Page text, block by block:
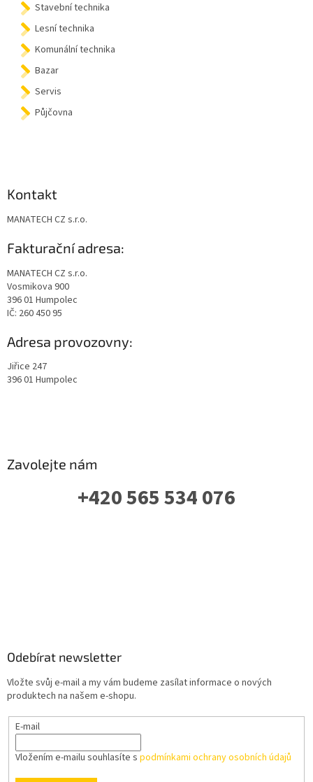
Stavební technika
Lesní technika
Komunální technika
Bazar
Servis
Půjčovna
Kontakt
MANATECH CZ s.r.o.
Fakturační adresa:
MANATECH CZ s.r.o.
Vosmikova 900
396 01 Humpolec
IČ: 260 450 95
Adresa provozovny:
Jiřice 247
396 01 Humpolec
Zavolejte nám
+420 565 534 076
Odebírat newsletter
Vložte svůj e-mail a my vám budeme zasílat informace o nových
produktech na našem e-shopu.
E-mail
Vložením e-mailu souhlasíte s podmínkami ochrany osobních údajů